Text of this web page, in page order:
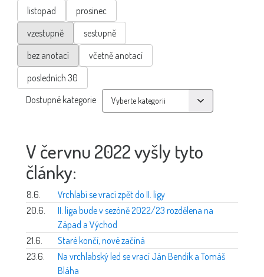
listopad
prosinec
vzestupně
sestupně
bez anotací
včetně anotací
posledních 30
Dostupné kategorie
V červnu 2022 vyšly tyto
články:
8.6.
Vrchlabí se vrací zpět do II. ligy
20.6.
II. liga bude v sezóně 2022/23 rozdělena na
Západ a Východ
21.6.
Staré končí, nové začíná
23.6.
Na vrchlabský led se vrací Ján Bendík a Tomáš
Bláha